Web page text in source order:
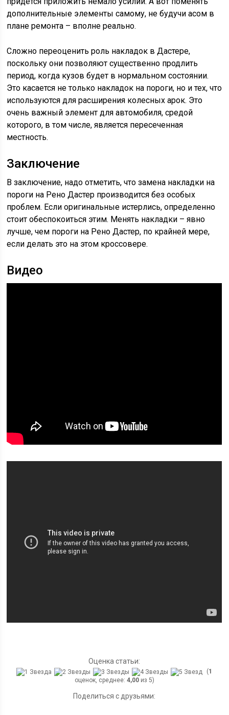
дополнительные элементы самому, не будучи асом в
плане ремонта – вполне реально.
Сложно переоценить роль накладок в Дастере,
поскольку они позволяют существенно продлить
период, когда кузов будет в нормальном состоянии.
Это касается не только накладок на пороги, но и тех, что
используются для расширения колесных арок. Это
очень важный элемент для автомобиля, средой
которого, в том числе, является пересеченная
местность.
Заключение
В заключение, надо отметить, что замена накладки на
пороги на Рено Дастер производится без особых
проблем. Если оригинальные истерлись, определенно
стоит обеспокоиться этим. Менять накладки – явно
лучше, чем пороги на Рено Дастер, по крайней мере,
если делать это на этом кроссовере.
Видео
Оценка статьи:
(1
оценок, среднее: 4,00из 5)
Поделиться с друзьями: